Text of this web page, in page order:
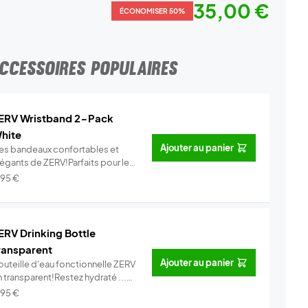
ÉCONOMISER 50% 35,00 €
POPULAIRES
Wristband 2-Pack
bandeaux confortables et
de ZERV!Parfaits pour le
Info
€
Ajouter au panier
Drinking Bottle
d'eau fonctionnelle ZERV
transparent!Restez hydraté ...
Info€
Ajouter au panier